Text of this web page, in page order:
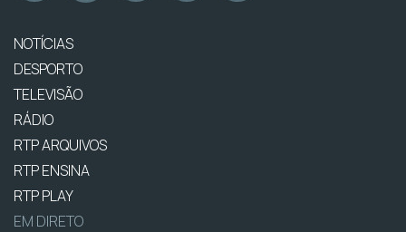
NOTÍCIAS
DESPORTO
TELEVISÃO
RÁDIO
RTP ARQUIVOS
RTP ENSINA
RTP PLAY
EM DIRETO